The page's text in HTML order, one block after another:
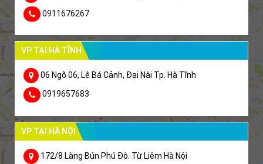
0911676267
VP TẠI HÀ TĨNH
06 Ngõ 06, Lê Bá Cảnh, Đại Nài Tp. Hà Tĩnh
0919657683
VP TẠI HÀ NỘI
172/8 Làng Bún Phú Đô. Từ Liêm Hà Nội